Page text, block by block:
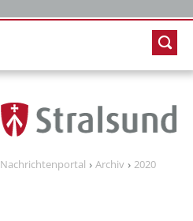
Nachrichtenportal Archiv
2020